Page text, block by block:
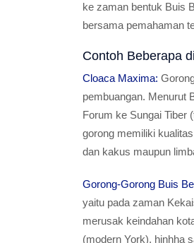
ke zaman bentuk Buis
bersama pemahaman
Contoh Beberapa
Cloaca Maxima:
pembuangan. Menurut
Forum ke Sungai Tiber
gorong memiliki
dan kakus maupun
Gorong-Gorong Buis
yaitu pada zaman
merusak keindahan
(modern York), hinhha